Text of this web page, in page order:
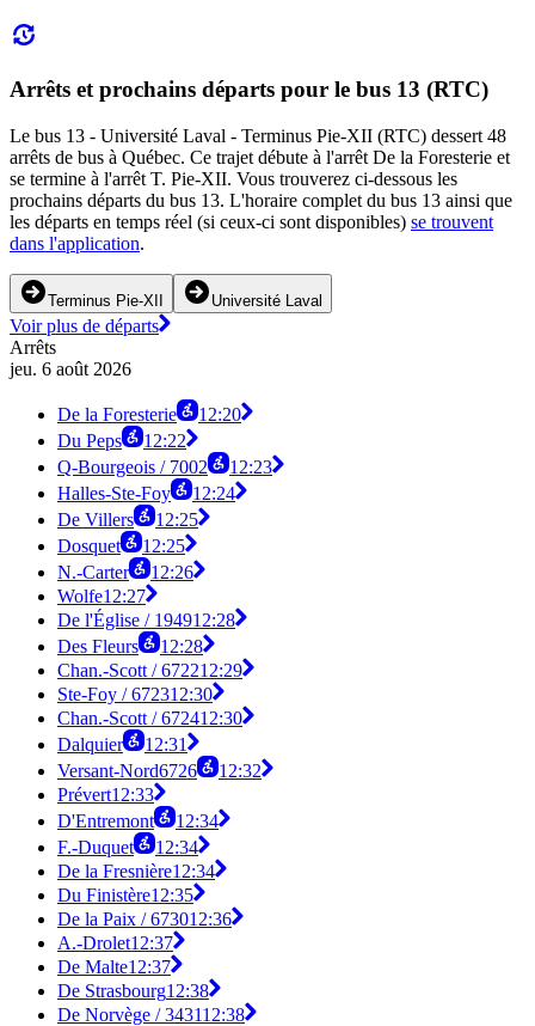
Arrêts et prochains départs pour le bus 13 (RTC)
Le bus 13 - Université Laval - Terminus Pie-XII (RTC) dessert 48
arrêts de bus à Québec. Ce trajet débute à l'arrêt De la Foresterie et
se termine à l'arrêt T. Pie-XII. Vous trouverez ci-dessous les
prochains départs du bus 13. L'horaire complet du bus 13 ainsi que
les départs en temps réel (si ceux-ci sont disponibles) se trouvent
dans l'application.
Terminus Pie-XII Université Laval
Voir plus de départs
Arrêts
jeu. 6 août 2026
De la Foresterie
12:20
Du Peps
12:22
Q-Bourgeois / 7002
12:23
Halles-Ste-Foy
12:24
De Villers
12:25
Dosquet
12:25
N.-Carter
12:26
Wolfe12:27
De l'Église / 194912:28
Des Fleurs
12:28
Chan.-Scott / 672212:29
Ste-Foy / 672312:30
Chan.-Scott / 672412:30
Dalquier
12:31
Versant-Nord6726
12:32
Prévert12:33
D'Entremont
12:34
F.-Duquet
12:34
De la Fresnière12:34
Du Finistère12:35
De la Paix / 673012:36
A.-Drolet12:37
De Malte12:37
De Strasbourg12:38
De Norvège / 343112:38